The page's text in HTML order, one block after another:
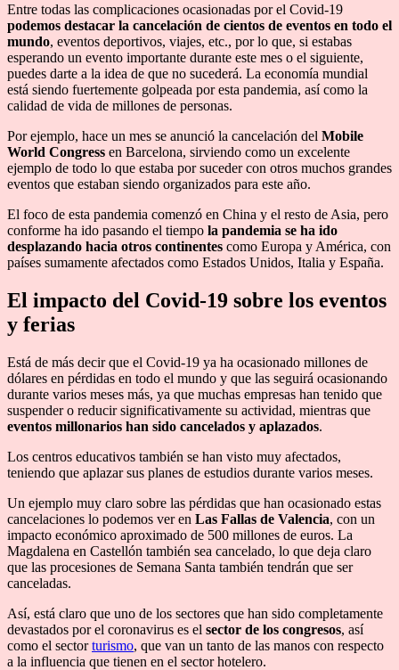
Entre todas las complicaciones ocasionadas por el Covid-19
podemos destacar la cancelación de cientos de eventos en todo el
mundo, eventos deportivos, viajes, etc., por lo que, si estabas
esperando un evento importante durante este mes o el siguiente,
puedes darte a la idea de que no sucederá. La economía mundial
está siendo fuertemente golpeada por esta pandemia, así como la
calidad de vida de millones de personas.
Por ejemplo, hace un mes se anunció la cancelación del Mobile
World Congress en Barcelona, sirviendo como un excelente
ejemplo de todo lo que estaba por suceder con otros muchos grandes
eventos que estaban siendo organizados para este año.
El foco de esta pandemia comenzó en China y el resto de Asia, pero
conforme ha ido pasando el tiempo la pandemia se ha ido
desplazando hacia otros continentes como Europa y América, con
países sumamente afectados como Estados Unidos, Italia y España.
El impacto del Covid-19 sobre los eventos
y ferias
Está de más decir que el Covid-19 ya ha ocasionado millones de
dólares en pérdidas en todo el mundo y que las seguirá ocasionando
durante varios meses más, ya que muchas empresas han tenido que
suspender o reducir significativamente su actividad, mientras que
eventos millonarios han sido cancelados y aplazados.
Los centros educativos también se han visto muy afectados,
teniendo que aplazar sus planes de estudios durante varios meses.
Un ejemplo muy claro sobre las pérdidas que han ocasionado estas
cancelaciones lo podemos ver en Las Fallas de Valencia, con un
impacto económico aproximado de 500 millones de euros. La
Magdalena en Castellón también sea cancelado, lo que deja claro
que las procesiones de Semana Santa también tendrán que ser
canceladas.
Así, está claro que uno de los sectores que han sido completamente
devastados por el coronavirus es el sector de los congresos, así
como el sectorturismo, que van un tanto de las manos con respecto
a la influencia que tienen en el sector hotelero.